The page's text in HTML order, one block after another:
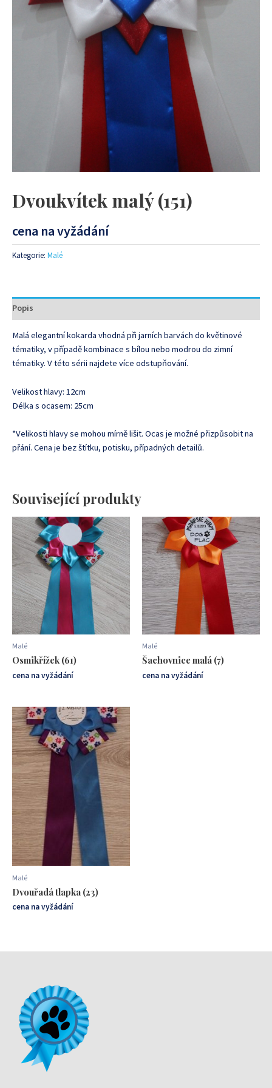
Dvoukvítek malý (151)
cena na vyžádání
Kategorie: Malé
Popis
Malá elegantní kokarda vhodná při jarních barvách do květinové
tématiky, v případě kombinace s bílou nebo modrou do zimní
tématiky. V této sérii najdete více odstupňování.
Velikost hlavy: 12cm
Délka s ocasem: 25cm
*Velikosti hlavy se mohou mírně lišit. Ocas je možné přizpůsobit na
přání. Cena je bez štítku, potisku, případných detailů.
Související produkty
Malé
Osmikřížek (61)
cena na vyžádání
Malé
Šachovnice malá (7)
cena na vyžádání
Malé
Dvouřadá tlapka (23)
cena na vyžádání